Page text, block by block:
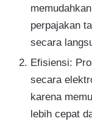
perpajakan
secara
Efisiensi:
secara
karena
lebih cepat